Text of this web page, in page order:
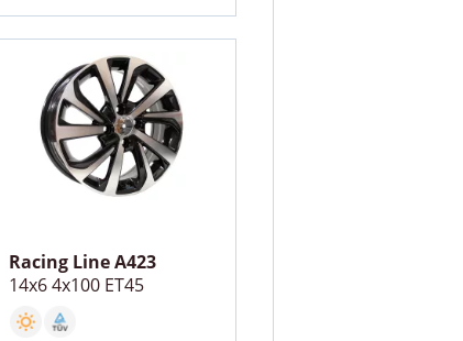
Racing Line A423
14x6 4x100 ET45